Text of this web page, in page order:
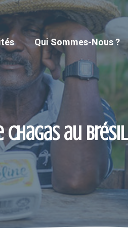
Qui Sommes-Nous ?
au Brésil